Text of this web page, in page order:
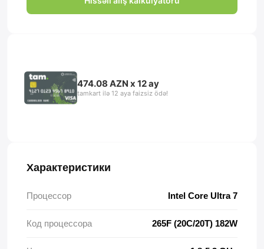
474.08 AZN x 12 ay
tamkart ilə 12 aya faizsiz ödə!
Характеристики
Процессор Intel Core Ultra 7
Код процессора 265F (20C/20T) 182W